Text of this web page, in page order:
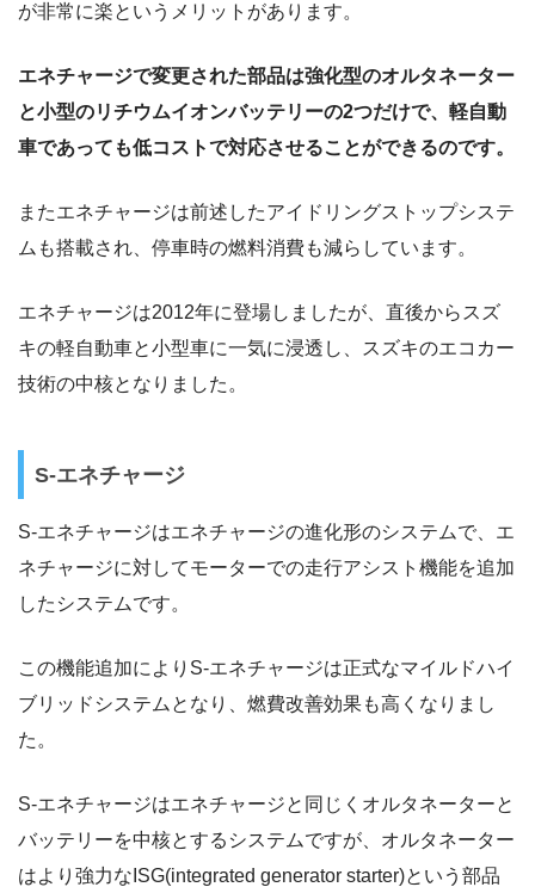
が非常に楽というメリットがあります。
エネチャージで変更された部品は強化型のオルタネーター
と小型のリチウムイオンバッテリーの2つだけで、軽自動
車であっても低コストで対応させることができるのです。
またエネチャージは前述したアイドリングストップシステ
ムも搭載され、停車時の燃料消費も減らしています。
エネチャージは2012年に登場しましたが、直後からスズ
キの軽自動車と小型車に一気に浸透し、スズキのエコカー
技術の中核となりました。
S-エネチャージ
S-エネチャージはエネチャージの進化形のシステムで、エ
ネチャージに対してモーターでの走行アシスト機能を追加
したシステムです。
この機能追加によりS-エネチャージは正式なマイルドハイ
ブリッドシステムとなり、燃費改善効果も高くなりまし
た。
S-エネチャージはエネチャージと同じくオルタネーターと
バッテリーを中核とするシステムですが、オルタネーター
はより強力なISG(integrated generator starter)という部品